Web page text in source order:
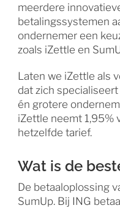
meerdere
betalingssystemen
ondernemer een
zoals iZettle en
Laten we iZettle als
dat zich
én grotere
iZettle neemt 1,95%
hetzelfde tarief.
Wat is de
De betaaloplossing
SumUp. Bij ING